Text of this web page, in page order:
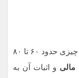
هزینه هر روز اقامت در استرالیا، میانگین چیزی حدود ۶۰ تا ۸۰
مالی و اثبات آن به